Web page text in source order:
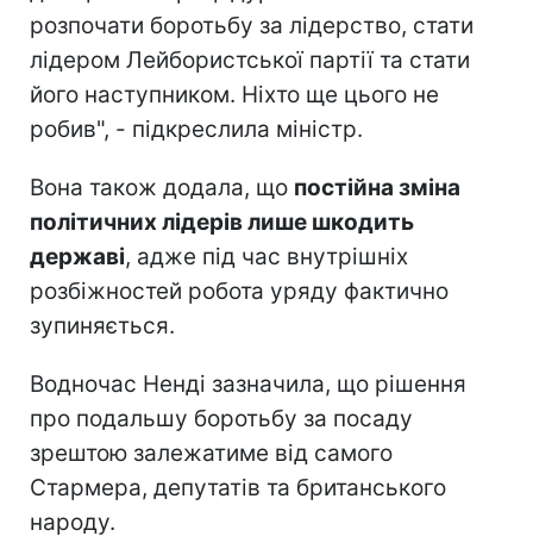
розпочати боротьбу за лідерство, стати
лідером Лейбористської партії та стати
його наступником. Ніхто ще цього не
робив", - підкреслила міністр.
Вона також додала, що постійна зміна
політичних лідерів лише шкодить
державі, адже під час внутрішніх
розбіжностей робота уряду фактично
зупиняється.
Водночас Ненді зазначила, що рішення
про подальшу боротьбу за посаду
зрештою залежатиме від самого
Стармера, депутатів та британського
народу.